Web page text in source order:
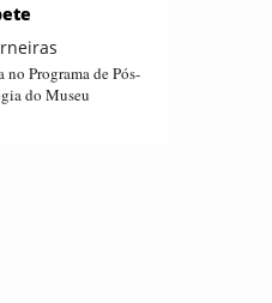
Programa de Pós-
do Museu